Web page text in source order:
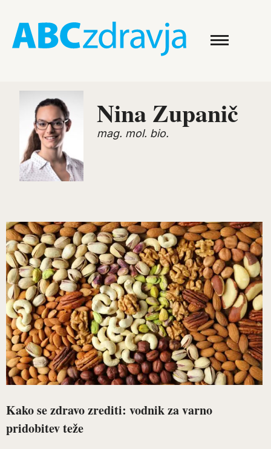
Nina Zupanič
mag. mol. bio.
Kako se zdravo zrediti: vodnik za varno
pridobitev teže